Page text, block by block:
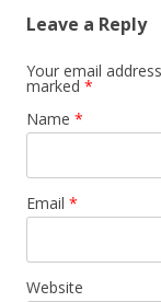
Leave a Reply
Your email
marked *
Name *
Email *
Website